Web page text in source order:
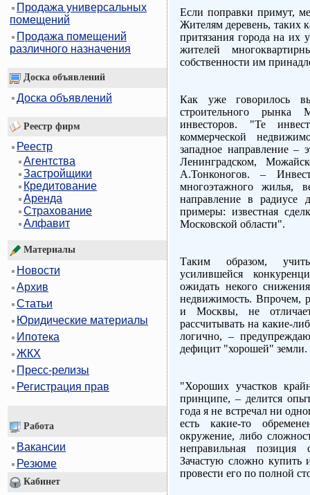
Продажа универсальных
помещений
Продажа помещений
различного назначения
Доска объявлений
Доска объявлений
Реестр фирм
Реестр
Агентства
Застройщики
Кредитование
Аренда
Страхование
Алфавит
Материалы
Новости
Архив
Статьи
Юридические материалы
Ипотека
ЖКХ
Пресс-релизы
Регистрация прав
Работа
Вакансии
Резюме
Кабинет
Если поправки примут,
Жителям деревень, таких
притязания города на их
жителей
собственности им
Как уже говорилось
строительного
инвесторов. "Те
коммерческой
западное направление
Ленинградском,
А.Тонконогов. –
многоэтажного жилья,
направление в
примеры: известная
Московской области".
Таким образом,
усилившейся
ожидать некого
недвижимость. Впрочем,
и Москвы, не
рассчитывать на какие-
логично, –
дефицит "хорошей" земли.
"Хороших участков
принципе, – делится
года я не встречал ни
есть какие-то
окружение, либо
неправильная позиция
Зачастую сложно купить
провести его по полной